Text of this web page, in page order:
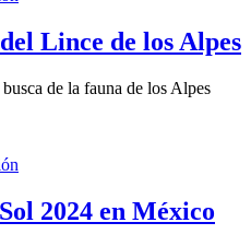
Lince de los Alpes
de la fauna de los Alpes
2024 en México